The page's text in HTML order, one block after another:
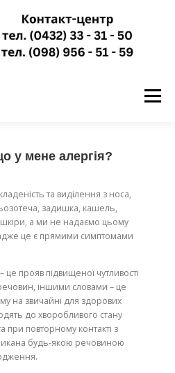
Меню
у мене алергія?
та виділення з носа,
задишка, кашель,
шкіри, а ми не надаємо цьому
адже це є прямими симптомами
– це прояв підвищеної чутливості
іншими словами – це
на звичайні для здорових
до хворобливого стану
при повторному контакті з
будь-якою речовиною